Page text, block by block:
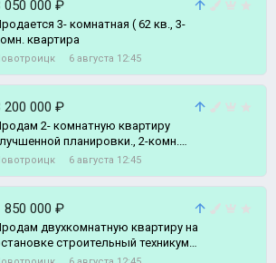
050 000 ₽
3- комнатная ( 62 кв., 3-
квартира
6 августа 12:45
200 000 ₽
2- комнатную квартиру
планировки., 2-комн.
6 августа 12:45
850 000 ₽
двухкомнатную квартиру на
строительный техникум.,
комн. квартира